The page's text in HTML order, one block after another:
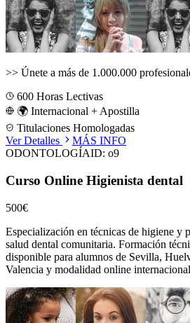
>> Únete a más de 1.000.000
600 Horas Lectivas
🌍 Internacional + Apostilla
Titulaciones Homologadas
Ver Detalles
MÁS INFO
ODONTOLOGÍAID: o9
Curso Online Higienista dental
500€
Especialización en técnicas de higiene y
salud dental comunitaria. Formación
disponible para alumnos de Sevilla,
Valencia y modalidad online